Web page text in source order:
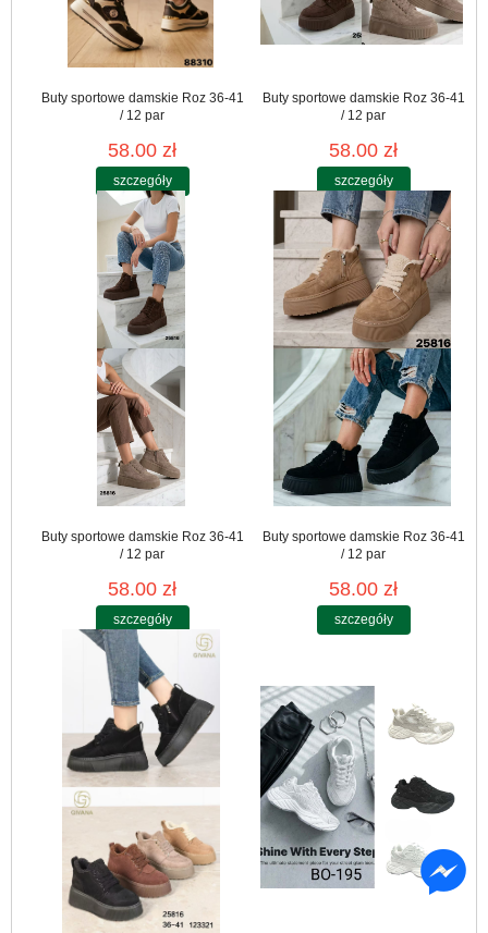
Buty sportowe damskie Roz 36-41
/ 12 par
58.00 zł
szczegóły
Buty sportowe damskie Roz 36-41
/ 12 par
58.00 zł
szczegóły
Buty sportowe damskie Roz 36-41
/ 12 par
58.00 zł
szczegóły
Buty sportowe damskie Roz 36-41
/ 12 par
58.00 zł
szczegóły